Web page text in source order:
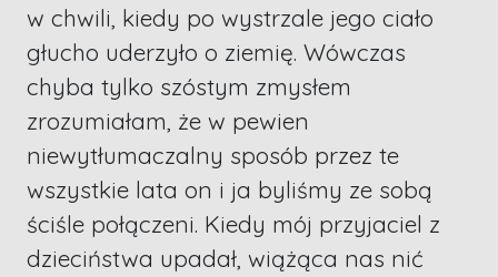
w chwili, kiedy po wystrzale jego ciało
głucho uderzyło o ziemię. Wówczas
chyba tylko szóstym zmysłem
zrozumiałam, że w pewien
niewytłumaczalny sposób przez te
wszystkie lata on i ja byliśmy ze sobą
ściśle połączeni. Kiedy mój przyjaciel z
dzieciństwa upadał, wiążąca nas nić